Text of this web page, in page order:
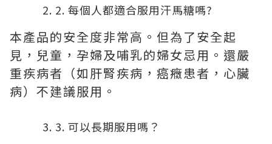
2. 每個人都適合服用汗馬糖嗎?
本產品的安全度非常高。但為了安全起
見，兒童，孕婦及哺乳的婦女忌用。還嚴
重疾病者（如肝腎疾病，癌癥患者，心臟
病）不建議服用。
3. 可以長期服用嗎？